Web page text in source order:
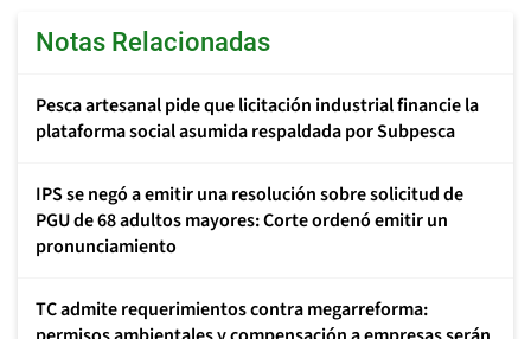
Notas Relacionadas
Pesca artesanal pide que licitación industrial financie la
plataforma social asumida respaldada por Subpesca
IPS se negó a emitir una resolución sobre solicitud de
PGU de 68 adultos mayores: Corte ordenó emitir un
pronunciamiento
TC admite requerimientos contra megarreforma: